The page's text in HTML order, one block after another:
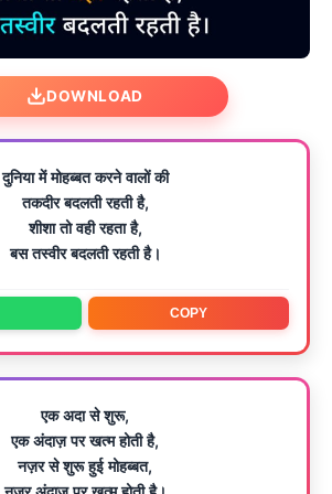
DOWNLOAD
दुनिया में मोहब्बत करने वालों की
तकदीर बदलती रहती है,
शीशा तो वही रहता है,
बस तस्वीर बदलती रहती है।
COPY
एक अदा से शुरू,
एक अंदाज़ पर खत्म होती है,
नज़र से शुरू हुई मोहब्बत,